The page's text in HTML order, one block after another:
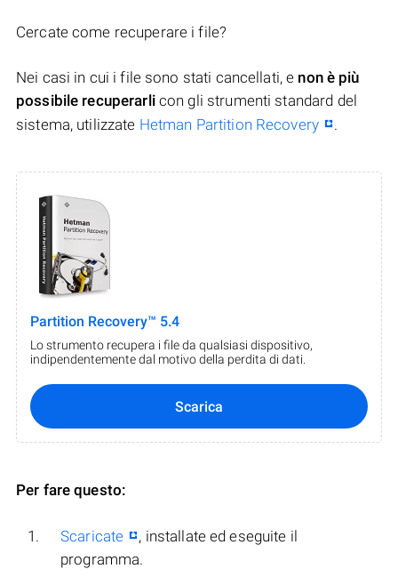
Cercate come recuperare i file?
Nei casi in cui i file sono stati cancellati, e non è più
possibile recuperarlicon gli strumenti standard del
sistema, utilizzate Hetman Partition Recovery .
Partition Recovery™ 5.4
Lo strumento recupera i file da qualsiasi dispositivo,
indipendentemente dal motivo della perdita di dati.
Scarica
Per fare questo:
Scaricate
, installate ed eseguite il
programma.